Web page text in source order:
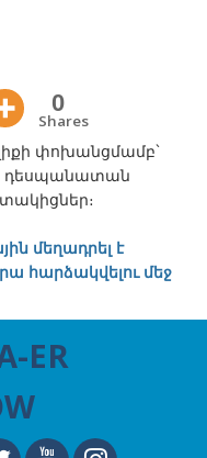
0
Shares
փոխանցմամբ`
դեսպանատան
մեղադրել է
հարձակվելու մեջ
ER